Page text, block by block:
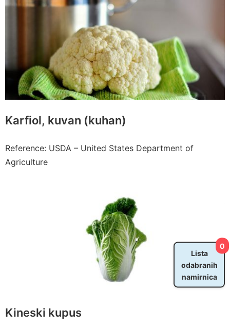
Karfiol, kuvan (kuhan)
Reference: USDA – United States Department of
Agriculture
Kineski kupus
0
Lista
odabranih
namirnica